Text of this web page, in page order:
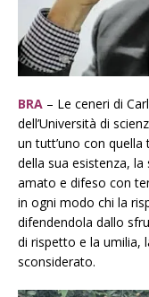
BRA – Le ceneri di
dell’Università di
un tutt’uno con
della sua esistenza,
amato e difeso con
in ogni modo chi la
difendendola dallo
di rispetto e la umilia,
sconsiderato.